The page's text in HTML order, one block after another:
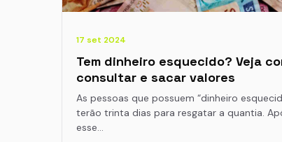
17 set 2024
Tem dinheiro esquecido? Veja
consultar e sacar valores
As pessoas que possuem “dinheiro
terão trinta dias para resgatar a quantia.
esse…